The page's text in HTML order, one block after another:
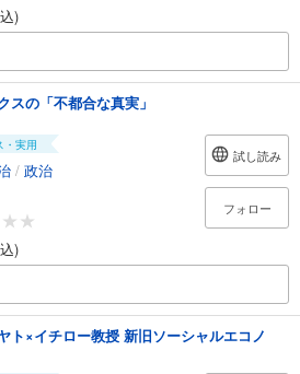
)
スの「不都合な真実」
・実用
/ 政治
)
試し読み
フォロー
ト×イチロー教授 新旧ソーシャルエコノ